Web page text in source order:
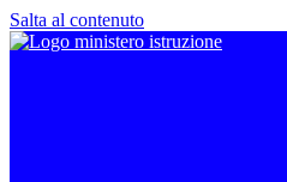
Salta al contenuto